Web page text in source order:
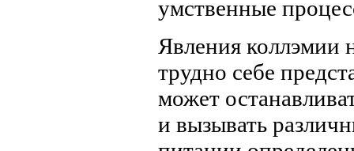
умственные
Явления коллэмии
трудно себе
может
и вызывать